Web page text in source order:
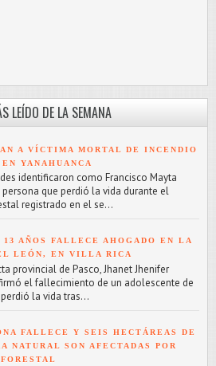
LEÍDO DE LA SEMANA
A VÍCTIMA MORTAL DE INCENDIO
YANAHUANCA
identificaron como Francisco Mayta
que perdió la vida durante el
registrado en el se...
13 AÑOS FALLECE AHOGADO EN LA
LEÓN, EN VILLA RICA
provincial de Pasco, Jhanet Jhenifer
el fallecimiento de un adolescente de
la vida tras...
FALLECE Y SEIS HECTÁREAS DE
NATURAL SON AFECTADAS POR